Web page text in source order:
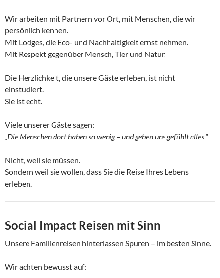
Wir arbeiten mit Partnern vor Ort, mit Menschen, die wir
persönlich kennen.
Mit Lodges, die Eco- und Nachhaltigkeit ernst nehmen.
Mit Respekt gegenüber Mensch, Tier und Natur.
Die Herzlichkeit, die unsere Gäste erleben, ist nicht
einstudiert.
Sie ist echt.
Viele unserer Gäste sagen:
„Die Menschen dort haben so wenig – und geben uns gefühlt alles.“
Nicht, weil sie müssen.
Sondern weil sie wollen, dass Sie die Reise Ihres Lebens
erleben.
Social Impact Reisen mit Sinn
Unsere Familienreisen hinterlassen Spuren – im besten Sinne.
Wir achten bewusst auf: